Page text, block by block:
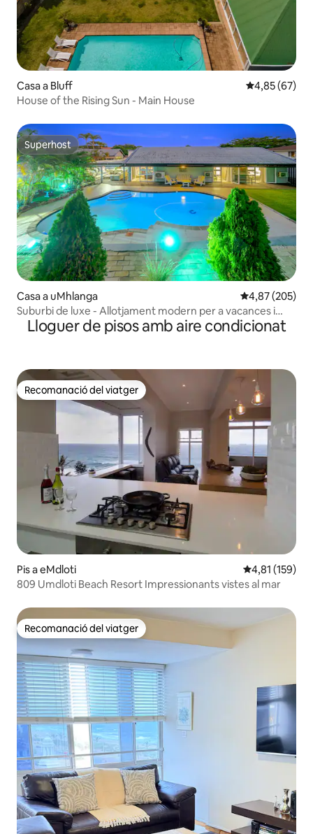
Casa a Bluff 4,85 de
4,85 (67)
House of the Rising Sun - Main House
Superhost
Superhost
Casa a uMhlanga 4,87 de
4,87 (205)
Suburbi de luxe - Allotjament modern per a vacances i
negocis
Lloguer de pisos amb aire condicionat
Recomanació del viatger
Recomanació del viatger
Pis a eMdloti 4,81 de
4,81 (159)
809 Umdloti Beach Resort Impressionants vistes al mar
Recomanació del viatger
Recomanació del viatger